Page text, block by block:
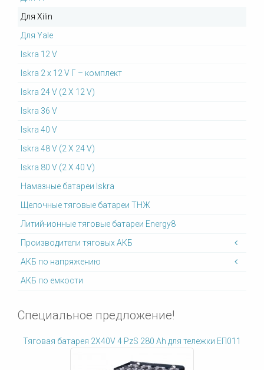
Для Xilin
Для Yale
Iskra 12 V
Iskra 2 x 12 V Г – комплект
Iskra 24 V (2 X 12 V)
Iskra 36 V
Iskra 40 V
Iskra 48 V (2 X 24 V)
Iskra 80 V (2 X 40 V)
Намазные батареи Iskra
Щелочные тяговые батареи ТНЖ
Литий-ионные тяговые батареи Energy8
Производители тяговых АКБ
АКБ по напряжению
АКБ по емкости
Специальное предложение!
Тяговая батарея 2X40V 4 PzS 280 Ah для тележки ЕП011